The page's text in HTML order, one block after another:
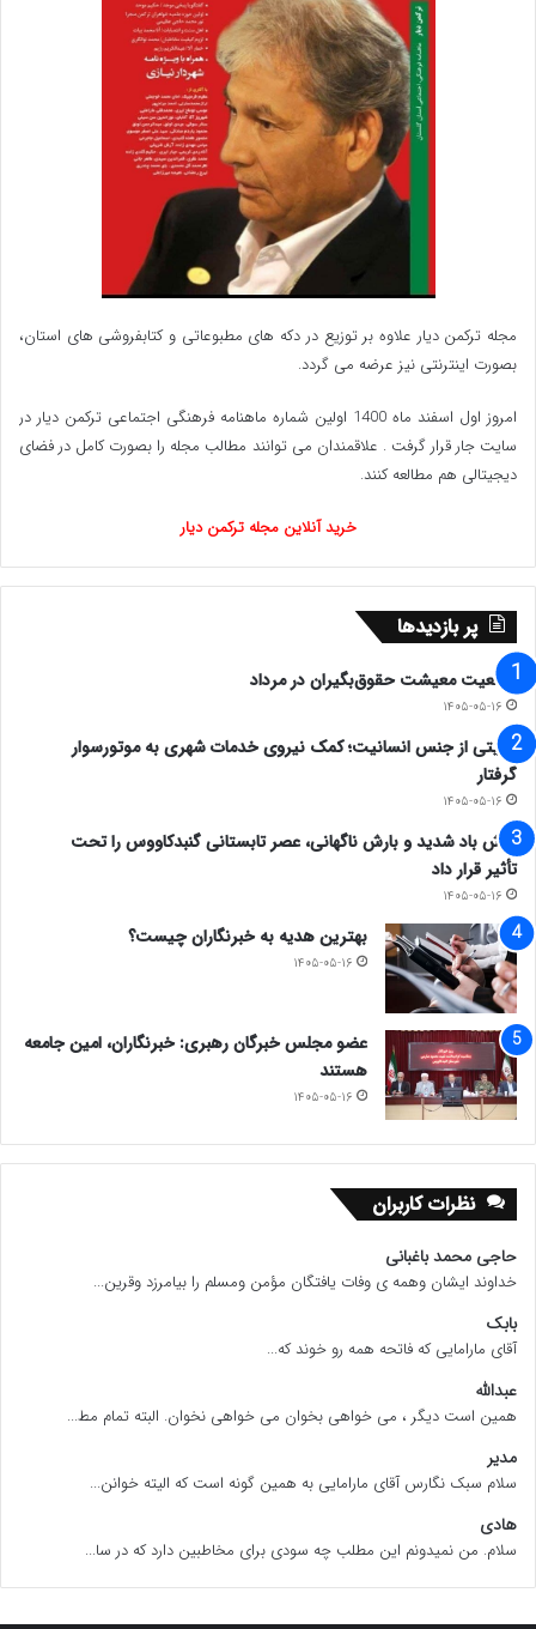
باشد پس ارتباط نزدیک با اهالی فرهنگ ارتباط نزدیک
داشته و یاریگر آنها باشید
چهارده. سخنم را با این شعر مولانا و سعدی به پایان می
مشورت ادراک و هشیاری دهد /
عقل ها مر عقل را یاری
دهد ( مولانا )
درباب کنون که نعمت هست به دست /
مُلک می رود دست به دست ( سعدی )
www.ulkamiz.ir
مجله ترکمن دیار علاوه بر توزیع در دکه های مطبوعاتی و کتابفروشی های استان،
بصورت اینترنتی نیز عرضه می گردد.‌
امروز اول اسفند ماه 1400 اولین شماره ماهنامه فرهنگی اجتماعی ترکمن دیار در
سایت جار قرار گرفت . علاقمندان می توانند مطالب مجله را بصورت کامل در فضای
دیجیتالی هم مطالعه کنند.
خرید آنلاین مجله ترکمن دیار
پر بازدیدها
وضعیت معیشت حقوق‌بگیران در مرداد
۱۴۰۵-۰۵-۱۶
روایتی از جنس انسانیت؛ کمک نیروی خدمات شهری به موتورسوار
گرفتار
۱۴۰۵-۰۵-۱۶
وزش باد شدید و بارش ناگهانی، عصر تابستانی گنبدکاووس را تحت
تأثیر قرار داد
۱۴۰۵-۰۵-۱۶
بهترین هدیه به خبرنگاران چیست؟
۱۴۰۵-۰۵-۱۶
عضو مجلس خبرگان رهبری: خبرنگاران، امین جامعه
هستند
۱۴۰۵-۰۵-۱۶
نظرات کاربران
حاجی محمد باغبانی
خداوند ایشان وهمه ی وفات یافتگان مؤمن ومسلم را بیامرزد وقرین...
بابک
آقای مارامایی که فاتحه همه رو خوند که...
عبدالله
همین است دیگر ، می خواهی بخوان می خواهی نخوان. البته تمام مط...
مدیر
سلام سبک نگارس آقای مارامایی به همین گونه است که الیته خوانن...
هادی
سلام. من نمیدونم این مطلب چه سودی برای مخاطبین دارد که در سا...